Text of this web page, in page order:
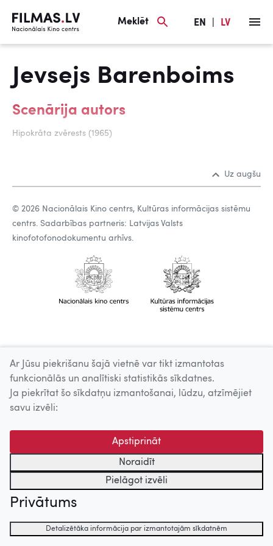
Meklēt EN LV
Jevsejs Barenboims
Scenārija autors
Hipokrāta zvērests (1965)
Uz augšu
© 2026 Nacionālais Kino centrs, Kultūras informācijas sistēmu
centrs. Sadarbības partneris: Latvijas Valsts
kinofotofonodokumentu arhīvs.
Ar Jūsu piekrišanu šajā vietnē var tikt izmantotas
funkcionālās un analītiski statistikās sīkdatnes.
Ja piekrītat šo sīkdatņu izmantošanai, lūdzu, atzīmējiet
savu izvēli:
Apstiprināt
Noraidīt
Pielāgot izvēli
Privātums
Detalizētāka informācija par izmantotajām sīkdatnēm